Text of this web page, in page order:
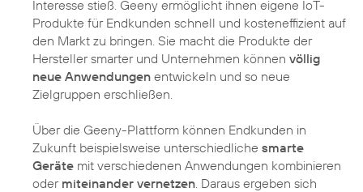
Interesse stieß. Geeny ermöglicht ihnen eigene IoT-
Produkte für Endkunden schnell und kosteneffizient auf
den Markt zu bringen. Sie macht die Produkte der
Hersteller smarter und Unternehmen können völlig
neue Anwendungen entwickeln und so neue
Zielgruppen erschließen.
Über die Geeny-Plattform können Endkunden in
Zukunft beispielsweise unterschiedliche smarte
Geräte mit verschiedenen Anwendungen kombinieren
oder miteinander vernetzen. Daraus ergeben sich